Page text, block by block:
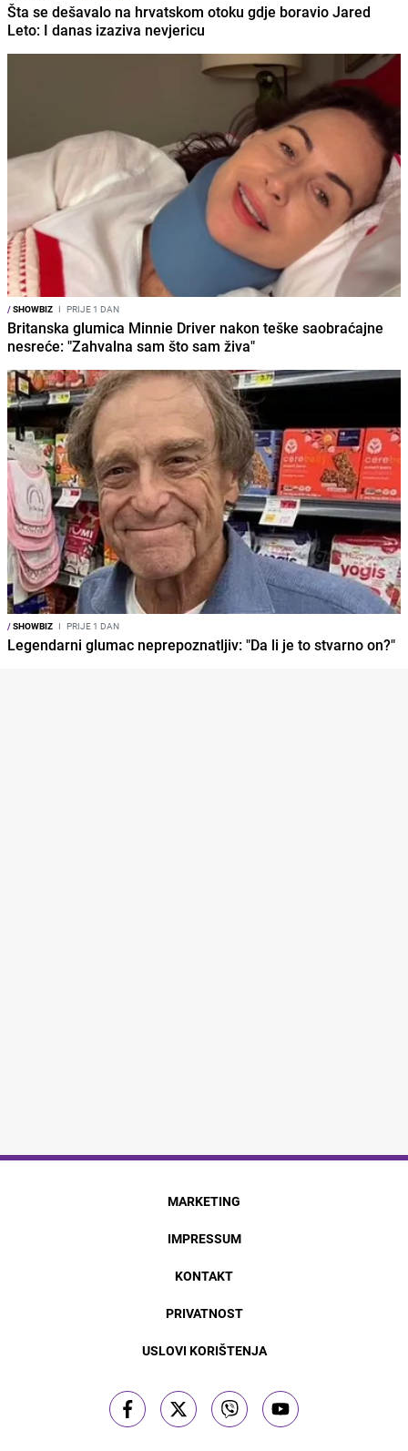
Šta se dešavalo na hrvatskom otoku gdje boravio Jared
Leto: I danas izaziva nevjericu
/SHOWBIZ I PRIJE 1 DAN
Britanska glumica Minnie Driver nakon teške saobraćajne
nesreće: "Zahvalna sam što sam živa"
/SHOWBIZ I PRIJE 1 DAN
Legendarni glumac neprepoznatljiv: "Da li je to stvarno on?"
MARKETING
IMPRESSUM
KONTAKT
PRIVATNOST
USLOVI KORIŠTENJA